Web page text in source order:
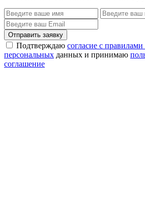
Отправить заявку
Подтверждаю согласие с правилами
персональных данных и принимаю
соглашение